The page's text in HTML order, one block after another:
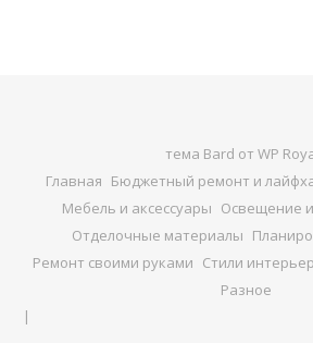
тема Bard от WP
Главная Бюджетный ремонт и
Мебель и аксессуары Освещение
Отделочные материалы
Ремонт своими руками Стили
Разное